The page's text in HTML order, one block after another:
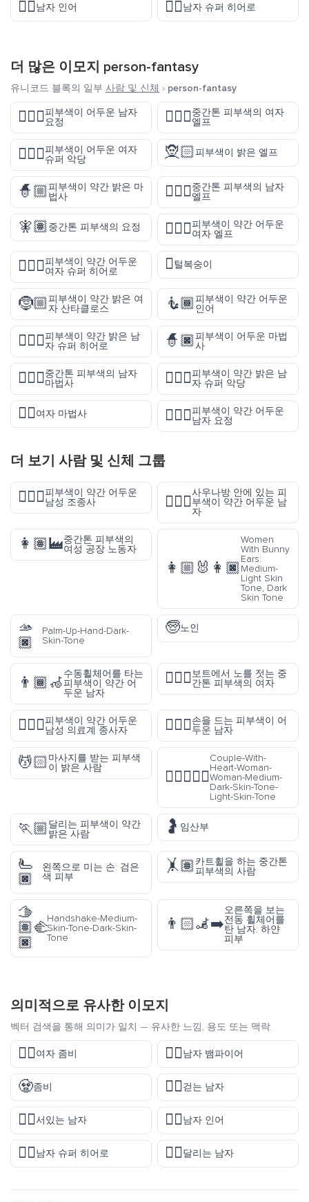
🧜‍♂️남자 인어 🦸‍♂️남자 슈퍼 히어로
더 많은 이모지 person-fantasy
유니코드 블록의 일부 사람 및 신체 › person-fantasy
🧚🏿‍♂️피부색이 어두운 남자
요정
🧝🏽‍♀️중간톤 피부색의 여자
엘프
🦹🏿‍♀️피부색이 어두운 여자
슈퍼 악당
🧝🏻피부색이 밝은 엘프
🧙🏼피부색이 약간 밝은 마
법사
🧝🏽‍♂️중간톤 피부색의 남자
엘프
🧚🏽중간톤 피부색의 요정 🧝🏾‍♀️피부색이 약간 어두운
여자 엘프
🦸🏾‍♀️피부색이 약간 어두운
여자 슈퍼 히어로
🫈털복숭이
🤶🏼피부색이 약간 밝은 여
자 산타클로스
🧜🏾피부색이 약간 어두운
인어
🦸🏼‍♂️피부색이 약간 밝은 남
자 슈퍼 히어로
🧙🏿피부색이 어두운 마법
사
🧙🏽‍♂️중간톤 피부색의 남자
마법사
🦹🏼‍♂️피부색이 약간 밝은 남
자 슈퍼 악당
🧙‍♀️여자 마법사 🧚🏾‍♂️피부색이 약간 어두운
남자 요정
더 보기 사람 및 신체 그룹
👨🏾‍✈️피부색이 약간 어두운
남성 조종사
🧖🏾‍♂️
사우나방 안에 있는 피
부색이 약간 어두운 남
자
👩🏽‍🏭중간톤 피부색의
여성 공장 노동자
👩🏼‍🐰‍👩🏿
Women
With Bunny
Ears:
Medium-
Light Skin
Tone, Dark
Skin Tone
🫴
🏿
Palm-Up-Hand-Dark-
Skin-Tone
🧓노인
👨🏾‍🦽
수동휠체어를 타는
피부색이 약간 어
두운 남자
🚣🏽‍♀️보트에서 노를 젓는 중
간톤 피부색의 여자
👨🏾‍⚕️피부색이 약간 어두운
남성 의료계 종사자
🙋🏿‍♂️손을 드는 피부색이 어
두운 남자
💆🏻마사지를 받는 피부색
이 밝은 사람
👩🏾‍❤️‍👩🏻
Couple-With-
Heart-Woman-
Woman-Medium-
Dark-Skin-Tone-
Light-Skin-Tone
🏃🏼달리는 피부색이 약간
밝은 사람
🤰 임산부
🫷
🏿
왼쪽으로 미는 손: 검은
색 피부
🤸🏽카트휠을 하는 중간톤
피부색의 사람
🫱
🏽‍🫲
🏿
Handshake-Medium-
Skin-Tone-Dark-Skin-
Tone
👨🏻‍🦼‍➡️
오른쪽을 보는
전동 휠체어를
탄 남자: 하얀
피부
의미적으로 유사한 이모지
벡터 검색을 통해 의미가 일치 — 유사한 느낌, 용도 또는 맥락.
🧟‍♀️여자 좀비 🧛‍♂️남자 뱀파이어
🧟좀비 🚶‍♂️걷는 남자
🧍‍♂️서있는 남자 🧜‍♂️남자 인어
🦸‍♂️남자 슈퍼 히어로 🏃‍♂️달리는 남자